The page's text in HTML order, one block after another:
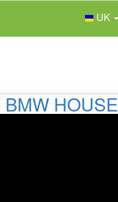
UK
BMW HOUSE